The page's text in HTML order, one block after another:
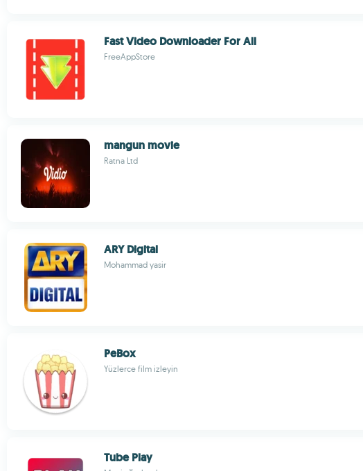
Fast Video Downloader For All
FreeAppStore
mangun movie
Ratna Ltd
ARY Digital
Mohammad yasir
PeBox
Yüzlerce film izleyin
Tube Play